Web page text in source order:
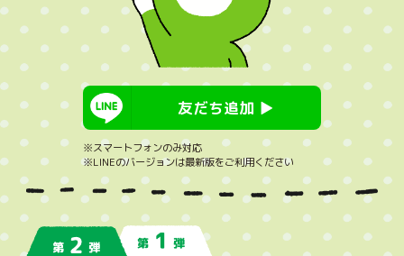
友だち追加 ▶︎
※スマートフォンのみ対応
※LINEのバージョンは最新版をご利用ください